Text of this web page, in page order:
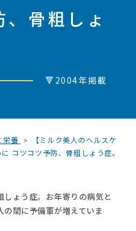
骨粗しょ
🔻2004年掲載
栄養
【ミルク美人のヘルスケ
コツコツ予防、骨粗しょう症。
ょう症。お年寄りの病気と
間に予備軍が増えていま